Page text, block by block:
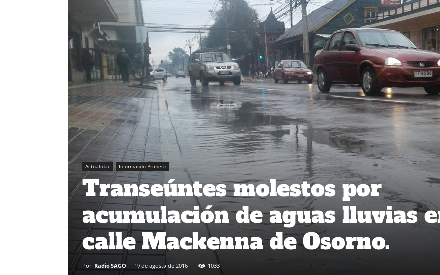
Actualidad Informando Primero
Transeúntes molestos por
acumulación de aguas lluvias
calle Mackenna de Osorno.
Por Radio SAGO - 19 de agosto de 2016 1033